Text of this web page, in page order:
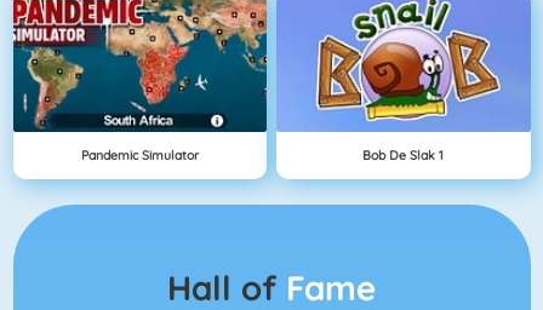
Pandemic Simulator Bob De Slak 1
Hall of Fame